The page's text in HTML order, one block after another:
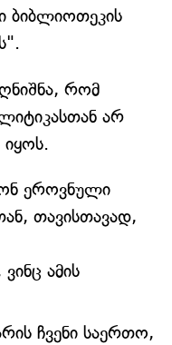
ბიბლიოთეკის
რომ
არ
ეროვნული
თავისთავად,
ამის
ჩვენი საერთო,